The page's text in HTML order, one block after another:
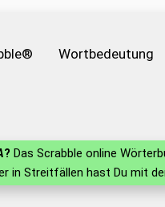
Wortbedeutung
? Das Scrabble online
in Streitfällen hast Du mit